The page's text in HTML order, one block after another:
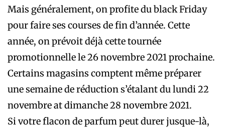
Mais généralement, on profite du black Friday
pour faire ses courses de fin d’année. Cette
année, on prévoit déjà cette tournée
promotionnelle le 26 novembre 2021 prochaine.
Certains magasins comptent même préparer
une semaine de réduction s’étalant du lundi 22
novembre at dimanche 28 novembre 2021.
Si votre flacon de parfum peut durer jusque-là,